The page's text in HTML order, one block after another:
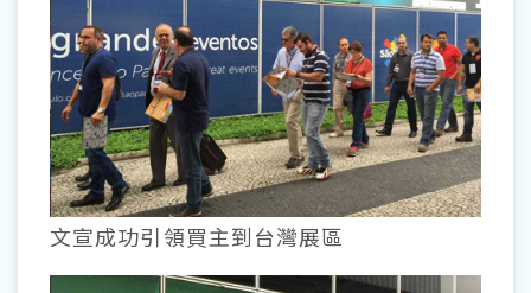
文宣成功引領買主到台灣展區